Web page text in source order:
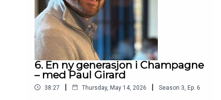
6. En ny generasjon i Champagne
– med Paul Girard
38:27 | Thursday, May 14, 2026 | Season 3 Ep. 6